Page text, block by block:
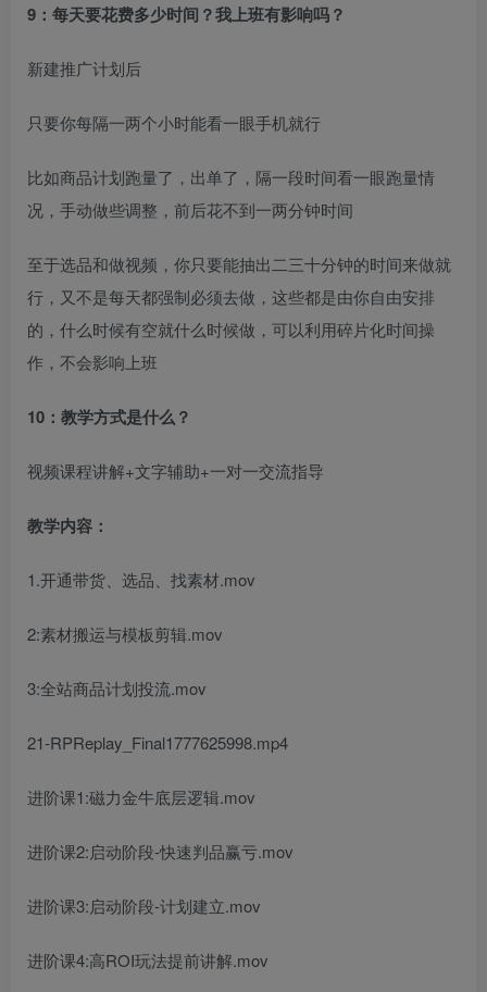
9：每天要花费多少时间？我上班有影响吗？
新建推广计划后
只要你每隔一两个小时能看一眼手机就行
比如商品计划跑量了，出单了，隔一段时间看一眼跑量情
况，手动做些调整，前后花不到一两分钟时间
至于选品和做视频，你只要能抽出二三十分钟的时间来做就
行，又不是每天都强制必须去做，这些都是由你自由安排
的，什么时候有空就什么时候做，可以利用碎片化时间操
作，不会影响上班
10：教学方式是什么？
视频课程讲解+文字辅助+一对一交流指导
教学内容：
1.开通带货、选品、找素材.mov
2:素材搬运与模板剪辑.mov
3:全站商品计划投流.mov
21-RPReplay_Final1777625998.mp4
进阶课1:磁力金牛底层逻辑.mov
进阶课2:启动阶段-快速判品赢亏.mov
进阶课3:启动阶段-计划建立.mov
进阶课4:高ROI玩法提前讲解.mov